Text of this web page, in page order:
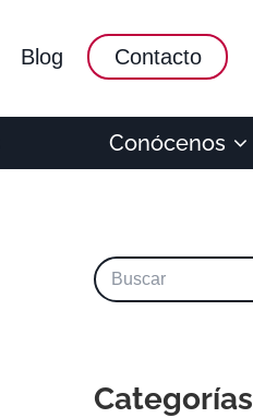
Blog Contacto
Conócenos
Categorías